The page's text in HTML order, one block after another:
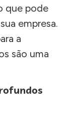
que pode
empresa.
a
são uma